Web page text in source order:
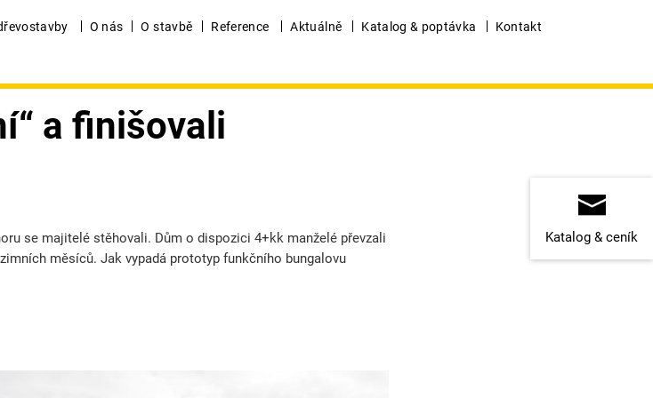
O nás O stavbě Reference Aktuálně Katalog & poptávka Kontakt
Katalog & ceník
a finišovali
se majitelé stěhovali. Dům o dispozici 4+kk manželé převzali
měsíců. Jak vypadá prototyp funkčního bungalovu